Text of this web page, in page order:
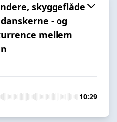
skyggeflåde
- og
mellem
10:29